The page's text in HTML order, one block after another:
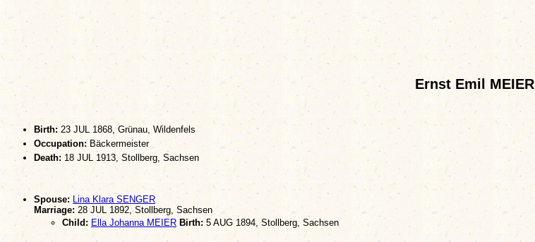
Ernst Emil MEIER
Birth: 23 JUL 1868, Grünau, Wildenfels
Occupation: Bäckermeister
Death: 18 JUL 1913, Stollberg, Sachsen
Spouse: Lina Klara SENGER
Marriage:28 JUL 1892, Stollberg, Sachsen
Child: Ella Johanna MEIER Birth: 5 AUG 1894, Stollberg, Sachsen